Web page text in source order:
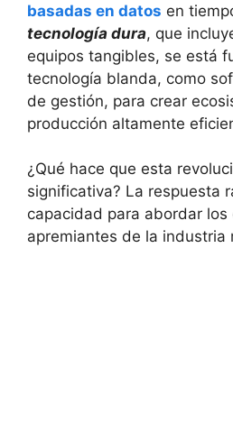
basadas en datos en
tecnología dura, que
equipos tangibles, se está
tecnología blanda, como
de gestión, para crear
producción altamente
¿Qué hace que esta
significativa? La respuesta
capacidad para abordar los
apremiantes de la industria